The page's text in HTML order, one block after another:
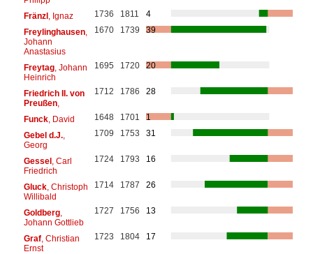
Fränzl, Ignaz 1736 1811
4
Freylinghausen,
Johann
Anastasius
1670 1739 39
Freytag, Johann
Heinrich
1695 1720 20
Friedrich II. von
Preußen,
1712 1786 28
Funck, David 1648 1701
1
Gebel d.J.,
Georg
1709 1753 31
Gessel, Carl
Friedrich
1724 1793 16
Gluck, Christoph
Willibald
1714 1787 26
Goldberg,
Johann Gottlieb
1727 1756 13
Graf, Christian
Ernst
1723 1804 17